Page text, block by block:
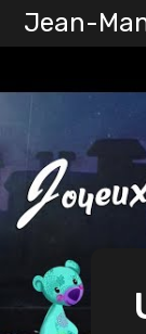
SkipJean-